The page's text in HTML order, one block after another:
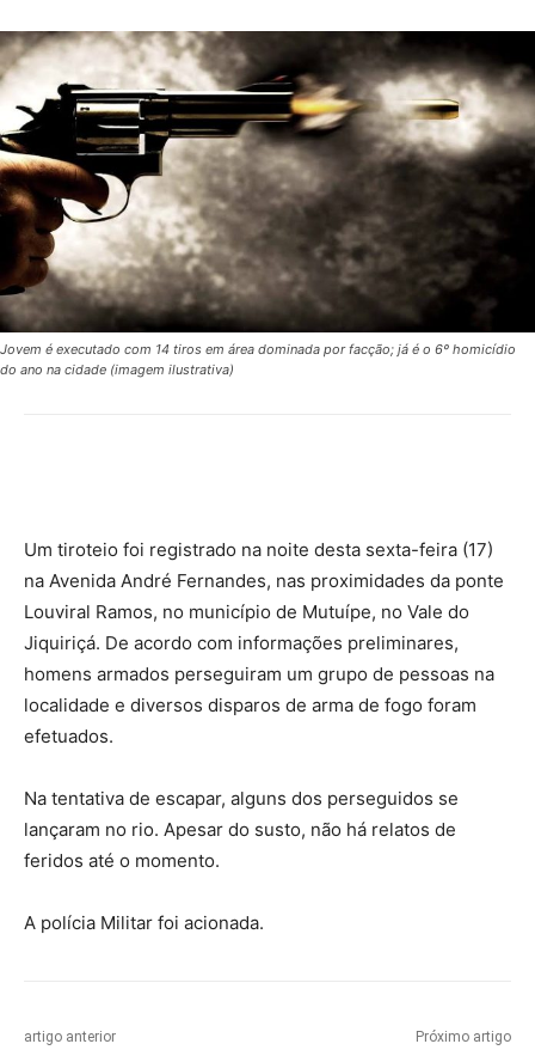
Jovem é executado com 14 tiros em área dominada por facção; já é o 6º homicídio
do ano na cidade (imagem ilustrativa)
Um tiroteio foi registrado na noite desta sexta-feira (17)
na Avenida André Fernandes, nas proximidades da ponte
Louviral Ramos, no município de Mutuípe, no Vale do
Jiquiriçá. De acordo com informações preliminares,
homens armados perseguiram um grupo de pessoas na
localidade e diversos disparos de arma de fogo foram
efetuados.
Na tentativa de escapar, alguns dos perseguidos se
lançaram no rio. Apesar do susto, não há relatos de
feridos até o momento.
A polícia Militar foi acionada.
artigo anterior Próximo artigo